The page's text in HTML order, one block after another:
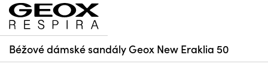
Béžové dámské sandály Geox New Eraklia 50